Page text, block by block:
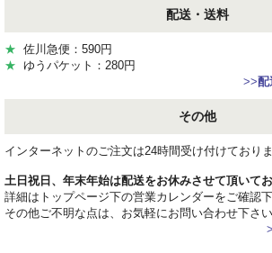
配送・送料
★ 佐川急便：590円
★ ゆうパケット：280円
>>配
その他
インターネットのご注文は24時間受け付けておりま
土日祝日、年末年始は配送をお休みさせて頂いてお
詳細はトップページ下の営業カレンダーをご確認下
その他ご不明な点は、お気軽にお問い合わせ下さい